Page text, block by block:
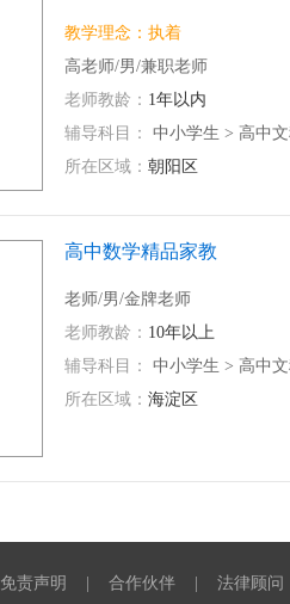
教学理念：执着
高老师/男/兼职老师
老师教龄： 1年以内
辅导科目：
中小学生 > 高中
所在区域： 朝阳区
高中数学精品家教
老师/男/金牌老师
老师教龄： 10年以上
辅导科目：
中小学生 > 高中
所在区域： 海淀区
免责声明 合作伙伴 法律顾问